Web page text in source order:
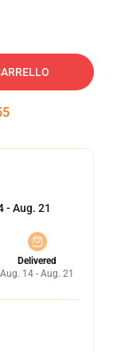
- Aug. 21
Delivered
Aug. 14 - Aug. 21